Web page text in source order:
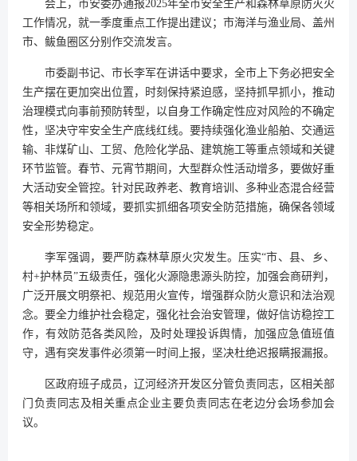
会上，市安委办通报2025年全市安全生产和森林草原防灭火
工作情况，就一季度重点工作提出建议；市海洋与渔业局、盖州
市、鲅鱼圈区分别作交流发言。
市委副书记、市长李军在讲话中要求，全市上下务必把安全
生产摆在更加突出位置，时刻保持紧迫感，坚持抓早抓小，推动
治理模式向事前预防转型，以自身工作确定性应对风险的不确定
性，坚决守牢安全生产底线红线。要持续强化渔业船舶、交通运
输、非煤矿山、工贸、危险化学品、建筑施工等重点领域和关键
环节监管。春节、元宵节期间，大型群众性活动增多，要做好重
大活动安全管控。针对民政养老、教育培训、多种业态混合经营
等相关场所和领域，要抓实抓细各项安全防范措施，确保各领域
安全形势稳定。
李军强调，要严防森林草原火灾发生。压实“市、县、乡、
村+护林员”五级责任，强化火源隐患源头防控，加强会商研判，
广泛开展文明祭祀、规范用火宣传，增强群众防火意识和法治观
念。要全力维护社会稳定，强化社会治安管理，做好信访稳控工
作，有效防范各类风险，及时处理投诉舆情，加强应急值班值
守，遇有突发事件必须第一时间上报，坚决杜绝迟报瞒报漏报。
区政府班子成员，辽河经济开发区分管负责同志，区相关部
门负责同志及相关重点企业主要负责同志在老边分会场参加会
议。